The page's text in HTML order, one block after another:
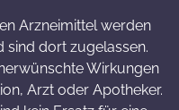
Arzneimittel werden
sind dort zugelassen.
Wirkungen
Arzt oder Apotheker.